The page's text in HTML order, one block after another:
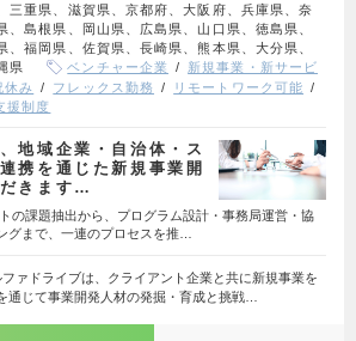
三重県、滋賀県、京都府、大阪府、兵庫県、奈
、島根県、岡山県、広島県、山口県、徳島県、
、福岡県、佐賀県、長崎県、熊本県、大分県、
県
ベンチャー企業
新規事業・新サービ
休み フレックス勤務
リモートワーク可能
援制度
地域企業・自治体・ス
携を通じた新規事業開
きます…
の課題抽出から、プログラム設計・事務局運営・協
グまで、一連のプロセスを推…
ァドライブは、クライアント企業と共に新規事業を
通じて事業開発人材の発掘・育成と挑戦…